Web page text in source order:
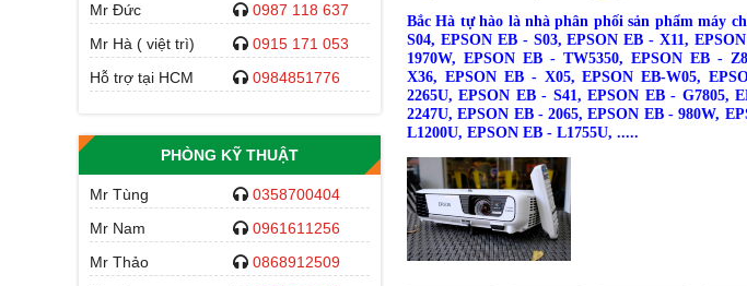
Mr Đức
0987 118 637
Mr Hà ( việt trì)
0915 171 053
Hỗ trợ tại HCM
0984851776
PHÒNG KỸ THUẬT
Mr Tùng
0358700404
Mr Nam
0961611256
Mr Thảo
0868912509
Bắc Hà tự hào là nhà phân phối sản phẩm máy
S04, EPSON EB - S03, EPSON EB - X11,
1970W, EPSON EB - TW5350, EPSON EB -
X36, EPSON EB - X05, EPSON EB-W05,
2265U, EPSON EB - S41, EPSON EB - G7805,
2247U,EPSON EB - 2065,EPSON EB - 980W,
L1200U, EPSON EB - L1755U, .....